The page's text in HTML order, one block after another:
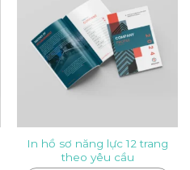
In hồ sơ năng lực 12 trang
theo yêu cầu